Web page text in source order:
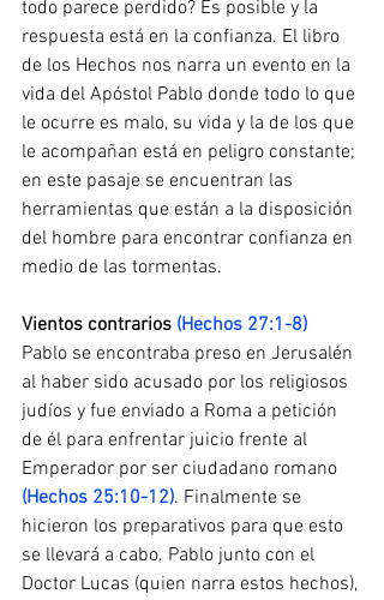
todo parece perdido? Es posible y la
respuesta está en la confianza. El libro
de los Hechos nos narra un evento en la
vida del Apóstol Pablo donde todo lo que
le ocurre es malo, su vida y la de los que
le acompañan está en peligro constante;
en este pasaje se encuentran las
herramientas que están a la disposición
del hombre para encontrar confianza en
medio de las tormentas.
Vientos contrarios (Hechos 27:1-8)
Pablo se encontraba preso en Jerusalén
al haber sido acusado por los religiosos
judíos y fue enviado a Roma a petición
de él para enfrentar juicio frente al
Emperador por ser ciudadano romano
(Hechos 25:10-12). Finalmente se
hicieron los preparativos para que esto
se llevará a cabo. Pablo junto con el
Doctor Lucas (quien narra estos hechos),